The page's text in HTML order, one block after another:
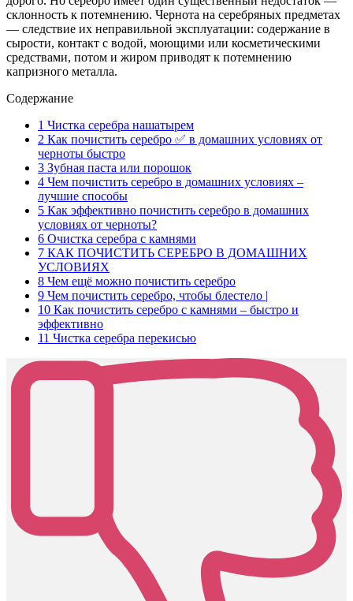
склонность к потемнению. Чернота на серебряных предметах
— следствие их неправильной эксплуатации: содержание в
сырости, контакт с водой, моющими или косметическими
средствами, потом и жиром приводят к потемнению
капризного металла.
Содержание
1 Чистка серебра нашатырем
2 Как почистить серебро ✅ в домашних условиях от
черноты быстро
3 Зубная паста или порошок
4 Чем почистить серебро в домашних условиях –
лучшие способы
5 Как эффективно почистить серебро в домашних
условиях от черноты?
6 Очистка серебра с камнями
7 КАК ПОЧИСТИТЬ СЕРЕБРО В ДОМАШНИХ
УСЛОВИЯХ
8 Чем ещё можно почистить серебро
9 Чем почистить серебро, чтобы блестело |
10 Как почистить серебро с камнями – быстро и
эффективно
11 Чистка серебра перекисью